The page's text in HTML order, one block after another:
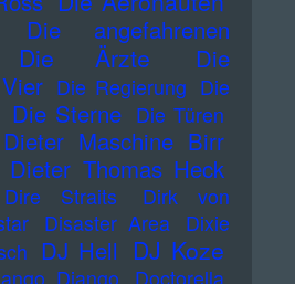
Die angefahrenen
Die Ärzte
Die
Die Regierung Die
Die Sterne Die Türen
Dieter Maschine Birr
Dieter Thomas Heck
Dire Straits
Dirk von
Disaster Area
Dixie
DJ Hell DJ Koze
Django
Doctorella